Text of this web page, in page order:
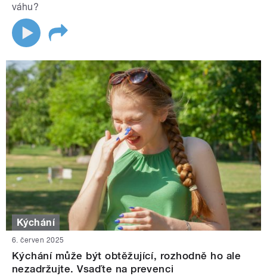
váhu?
Kýchání
6. červen 2025
Kýchání může být obtěžující, rozhodně ho ale
nezadržujte. Vsaďte na prevenci